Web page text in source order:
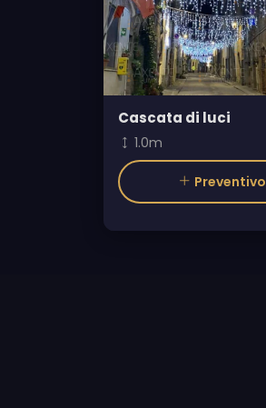
Cascata di luci
1.0m
Preventivo